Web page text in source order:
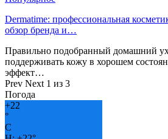
Dermatime: профессиональная
обзор бренда и…
Правильно подобранный домашний
поддерживать кожу в хорошем
эффект…
Prev Next 1 из 3
Погода
+22
°
C